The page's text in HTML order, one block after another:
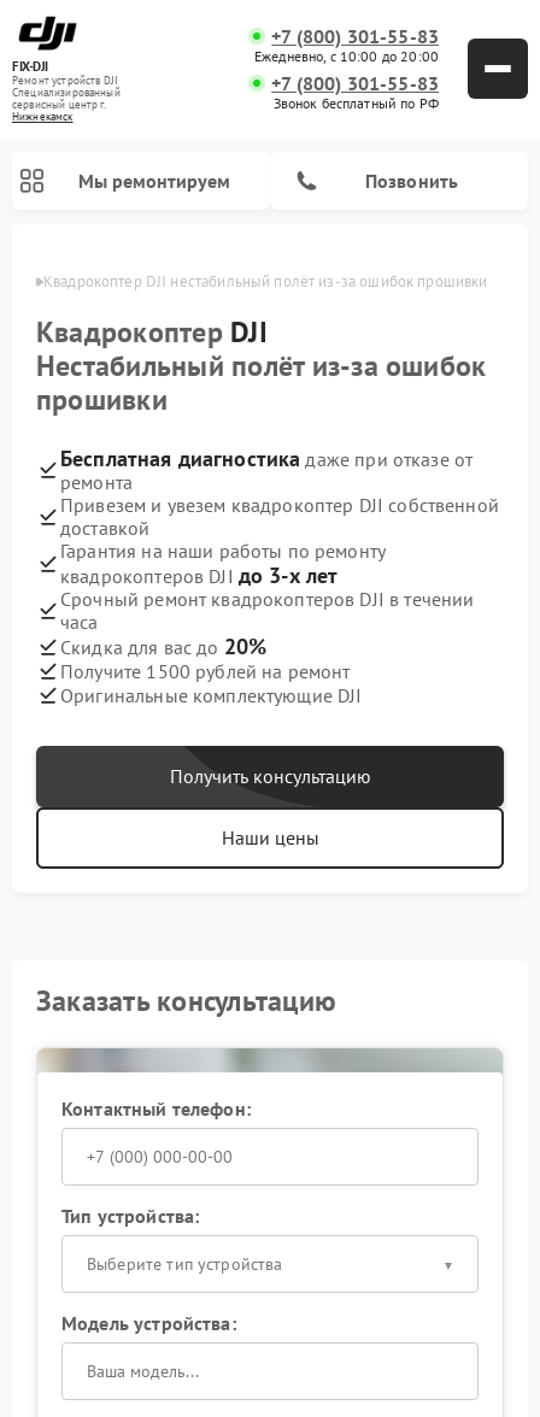
FIX-DJI
Ремонт устройств DJI
Специализированный
cервисный центр г.
Нижнекамск
+7 (800) 301-55-83
Ежедневно, с 10:00 до 20:00
+7 (800) 301-55-83
Звонок бесплатный по РФ
Мы ремонтируем Позвонить
Квадрокоптер DJI нестабильный полёт из‑за ошибок прошивки
Квадрокоптер DJI
Нестабильный полёт из‑за ошибок
прошивки
Бесплатная диагностика даже при отказе от
ремонта
Привезем и увезем квадрокоптер DJI собственной
доставкой
Гарантия на наши работы по ремонту
квадрокоптеров DJI до 3-х лет
Срочный ремонт квадрокоптеров DJI в течении
часа
Скидка для вас до 20%
Получите 1500 рублей на ремонт
Оригинальные комплектующие DJI
Получить консультацию
Наши цены
Заказать консультацию
Контактный телефон:
Тип устройства:
Выберите тип устройства
Модель устройства: